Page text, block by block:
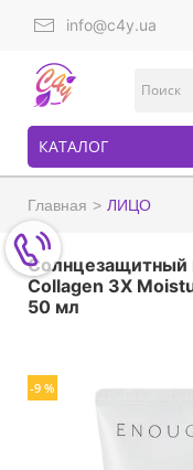
info@c4y.ua
КАТАЛОГ
Главная ЛИЦО
Солнцезащитный
Collagen 3X
50 мл
-9 %